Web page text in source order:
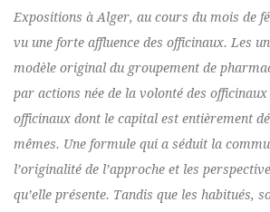
Expositions à Alger, au cours du mois de
vu une forte affluence des officinaux. Les
modèle original du groupement de
par actions née de la volonté des
officinaux dont le capital est entièrement
mêmes. Une formule qui a séduit la
l’originalité de l’approche et les
qu’elle présente. Tandis que les habitués,